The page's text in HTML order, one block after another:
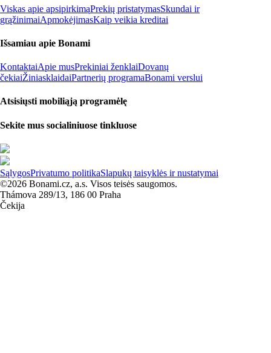
Viskas apie apsipirkimąPrekių pristatymasSkundai ir
grąžinimaiApmokėjimasKaip veikia kreditai
Išsamiau apie Bonami
KontaktaiApie musPrekiniai ženklaiDovanų
čekiaiŽiniasklaidaiPartnerių programaBonami verslui
Atsisiųsti mobiliąją programėlę
Sekite mus socialiniuose tinkluose
SąlygosPrivatumo politikaSlapukų taisyklės ir nustatymai
©2026 Bonami.cz, a.s. Visos teisės saugomos.
Thámova 289/13, 186 00 Praha
Čekija